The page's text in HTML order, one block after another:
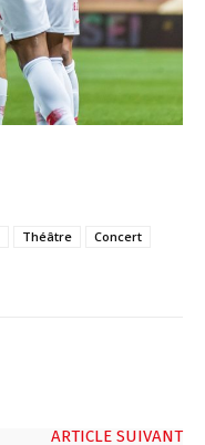
Théâtre
Concert
ARTICLE SUIVANT